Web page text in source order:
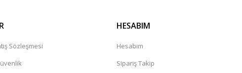
Sözleşmesi
HESABIM
Hesabım
Sipariş Takip